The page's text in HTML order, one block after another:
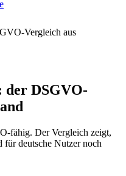
Vergleich aus
der DSGVO-
fähig. Der Vergleich zeigt,
für deutsche Nutzer noch